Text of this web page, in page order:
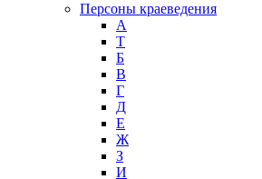
Персоны краеведения
А
T
Б
В
Г
Д
Е
Ж
З
И